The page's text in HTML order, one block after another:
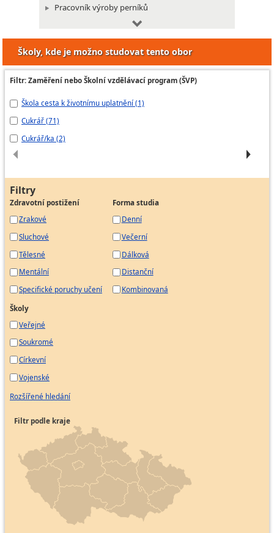
Pracovník výroby perníků
Pracovník výroby restauračních moučníků
Pracovník výroby zákusků a dortů
Školy, kde je možno studovat tento obor
Filtr: Zaměření nebo Školní vzdělávací program (ŠVP)
Škola cesta k životnímu uplatnění (1)
Cukrář (71)
Cukrář/ka (2)
Filtry
Zdravotní postižení
Zrakové
Sluchové
Tělesné
Mentální
Specifické poruchy učení
Forma studia
Denní
Večerní
Dálková
Distanční
Kombinovaná
Školy
Veřejné
Soukromé
Církevní
Vojenské
Rozšířené hledání
Filtr podle kraje